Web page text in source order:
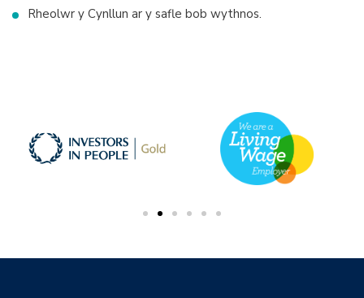
Rheolwr y Cynllun ar y safle bob wythnos.